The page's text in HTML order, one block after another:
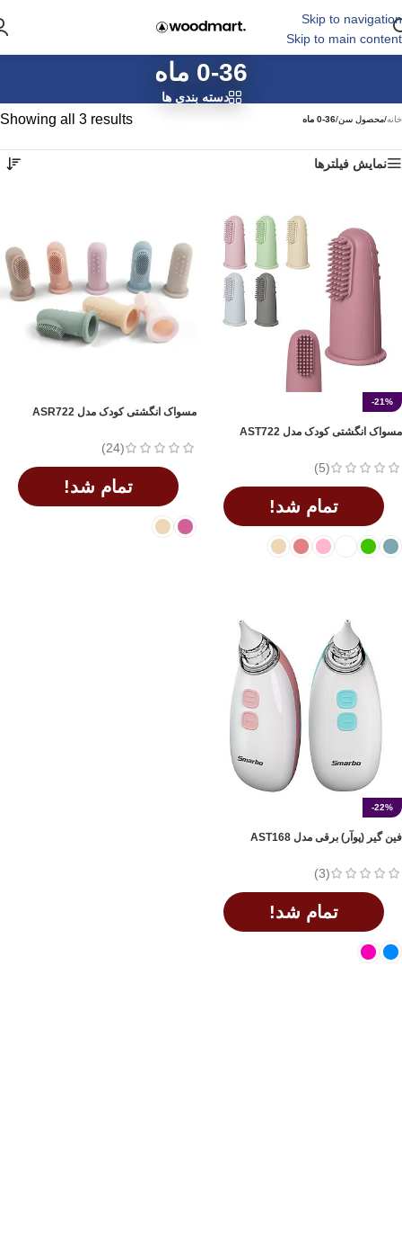
Skip to navigation
Skip to main content
0-36 ماه
دسته بندی ها
خانه/محصول سن/0-36 ماه Showing all 3 results
نمایش فیلترها
-21%
مسواک انگشتی کودک مدل AST722
(5)
تمام شد!
مسواک انگشتی کودک مدل ASR722
(24)
تمام شد!
-22%
فین گیر (پوآر) برقی مدل AST168
(3)
تمام شد!